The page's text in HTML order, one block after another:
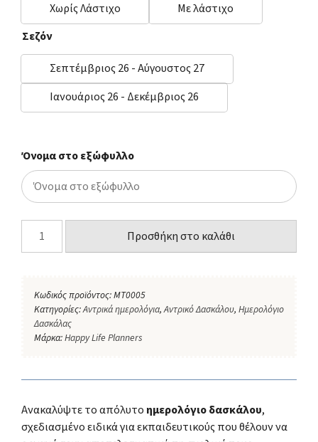
Χωρίς Λάστιχο
Με λάστιχο
Σεζόν
Σεπτέμβριος 26 - Αύγουστος 27
Ιανουάριος 26 - Δεκέμβριος 26
Όνομα στο εξώφυλλο
Προσθήκη στο καλάθι
Κωδικός προϊόντος:ΜΤ0005
Κατηγορίες:Αντρικά ημερολόγια,Αντρικό Δασκάλου, Ημερολόγιο
Δασκάλας
Μάρκα:Happy Life Planners
Ανακαλύψτε το απόλυτο ημερολόγιο δασκάλου,
σχεδιασμένο ειδικά για εκπαιδευτικούς που θέλουν να